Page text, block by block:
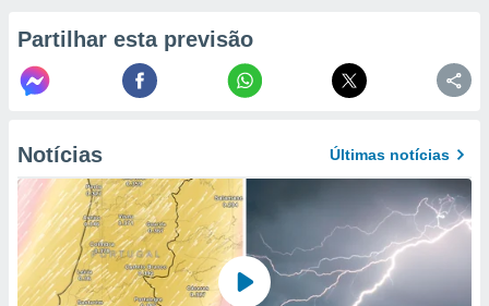
em “
na
de
Partilhar esta previsão
Notícias Últimas notícias